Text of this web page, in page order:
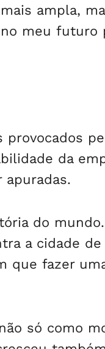
ampla,
meu futuro
da
apuradas.
do
a cidade de
que fazer
só como